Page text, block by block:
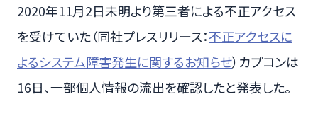
2020年11月2日未明より第三者による不正アクセス
を受けていた（同社プレスリリース：不正アクセスに
よるシステム障害発生に関するお知らせ）カプコンは
16日、一部個人情報の流出を確認したと発表した。